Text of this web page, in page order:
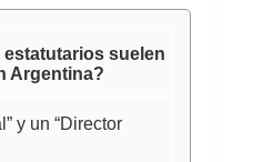
suelen
Argentina?
y un “Director